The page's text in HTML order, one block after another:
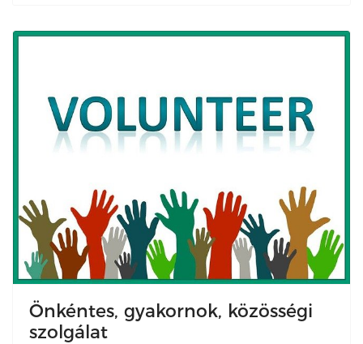
Önkéntes, gyakornok, közösségi
szolgálat